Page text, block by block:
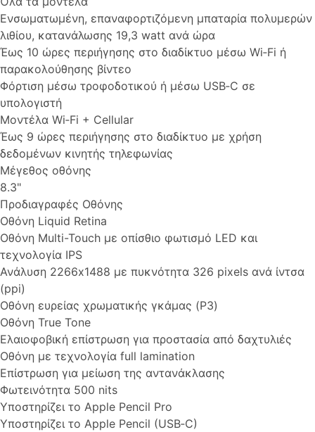
Ενσωμα­τωμένη, επαναφορ­τιζό­μενη μπαταρία πολυμερών
λιθίου, κατανάλωσης 19,3 watt ανά ώρα
Έως 10 ώρες περιήγησης στο διαδίκτυο μέσω Wi‑Fi ή
παρακολού­θησης βίντεο
Φόρτιση μέσω τροφοδοτικού ή μέσω USB‑C σε
υπολογιστή
Μοντέλα Wi‑Fi + Cellular
Έως 9 ώρες περιήγησης στο διαδίκτυο με χρήση
δεδομένων κινητής τηλεφωνίας
Μέγεθος οθόνης
8.3"
Προδιαγραφές Οθόνης
Οθόνη Liquid Retina
Οθόνη Multi-Touch με οπίσθιο φωτισμό LED και
τεχνολογία IPS
Ανάλυση 2266x1488 με πυκνότητα 326 pixels ανά ίντσα
(ppi)
Οθόνη ευρείας χρωματικής γκάμας (P3)
Οθόνη True Tone
Ελαιοφοβική επίστρωση για προστασία από δαχτυλιές
Οθόνη με τεχνολογία full lamination
Επίστρωση για μείωση της αντανάκλασης
Φωτεινότητα 500 nits
Υποστηρίζει το Apple Pencil Pro
Υποστηρίζει το Apple Pencil (USB‑C)